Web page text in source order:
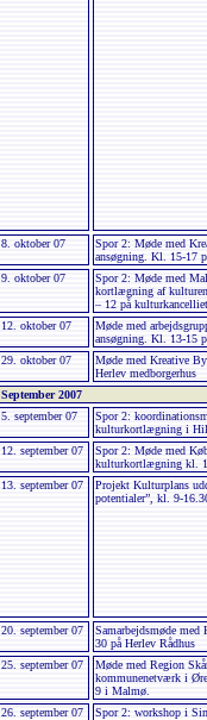
8. oktober 07
Spor 2: Møde med
ansøgning. Kl. 15-17
9. oktober 07
Spor 2: Møde med
kortlægning af
– 12 på
12. oktober 07
Møde med
ansøgning. Kl. 13-15
29. oktober 07
Møde med Kreative
Herlev medborgerhus
September 2007
5. september 07
Spor 2:
kulturkortlægning i
12. september 07
Spor 2: Møde med
kulturkortlægning kl.
13. september 07
Projekt Kulturplans
potentialer”, kl. 9-
20. september 07
Samarbejdsmøde
30 på Herlev Rådhus
25. september 07
Møde med Region
kommunenetværk i
9 i Malmø.
26. september 07
Spor 2: workshop i